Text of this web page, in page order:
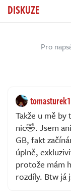
DISKUZE
Pro
Takže u mě
nic🤣. Jsem
GB, fakt
úplně,
protože mám
rozdíly. Btw já